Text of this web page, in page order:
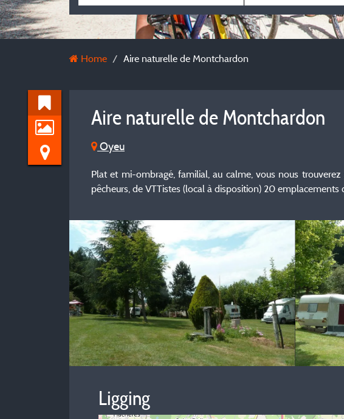
Home Aire naturelle de Montchardon
Aire naturelle de Montchardon
Oyeu
Plat et mi-ombragé, familial, au calme, vous nous
pêcheurs, de VTTistes (local à disposition) 20
Ligging